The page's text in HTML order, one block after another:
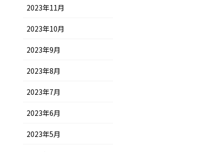
2023年11月
2023年10月
2023年9月
2023年8月
2023年7月
2023年6月
2023年5月